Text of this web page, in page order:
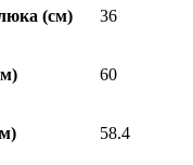
(см) 36
60
58.4